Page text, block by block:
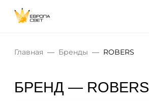
Главная Бренды ROBERS
БРЕНД — ROBERS